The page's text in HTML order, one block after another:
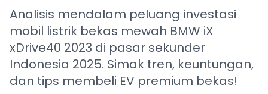
Analisis mendalam peluang investasi
mobil listrik bekas mewah BMW iX
xDrive40 2023 di pasar sekunder
Indonesia 2025. Simak tren, keuntungan,
dan tips membeli EV premium bekas!